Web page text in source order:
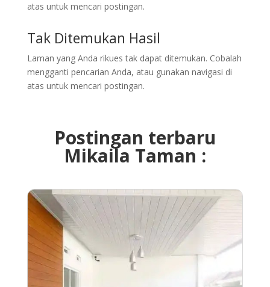
atas untuk mencari postingan.
Tak Ditemukan Hasil
Laman yang Anda rikues tak dapat ditemukan. Cobalah
mengganti pencarian Anda, atau gunakan navigasi di
atas untuk mencari postingan.
Postingan terbaru
Mikaila Taman :